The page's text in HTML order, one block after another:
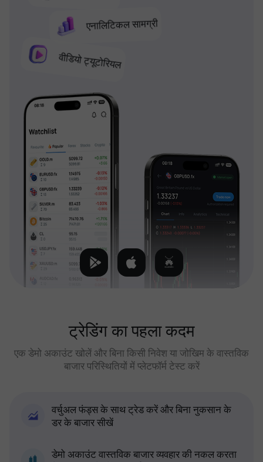
एनालिटिकल सामग्री
वीडियो ट्यूटोरियल
ट्रेडिंग का पहला कदम
एक डेमो अकाउंट खोलें और बिना किसी निवेश या जोखिम के वास्तविक
बाजार परिस्थितियों में प्लेटफॉर्म टेस्ट करें
वर्चुअल फंड्स के साथ ट्रेड करें और बिना नुकसान के
डर के बाजार सीखें
डेमो अकाउंट वास्तविक बाजार व्यवहार की नकल करता